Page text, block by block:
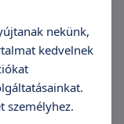
nekünk,
kedvelnek
személyhez.